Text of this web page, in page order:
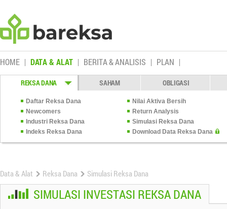
HOME DATA & ALAT BERITA & ANALISIS PLAN
REKSA DANA SAHAM OBLIGASI
Daftar Reksa Dana
Nilai Aktiva Bersih
Newcomers
Return Analysis
Industri Reksa Dana
Simulasi Reksa Dana
Indeks Reksa Dana
Download Data Reksa Dana
Data & Alat Reksa Dana Simulasi Reksa Dana
SIMULASI INVESTASI REKSA DANA